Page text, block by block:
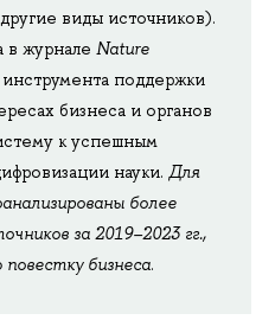
виды источников).
в журнале Nature
инструмента поддержки
бизнеса и органов
к успешным
науки. Для
более
за 2019–2023 гг.,
бизнеса.